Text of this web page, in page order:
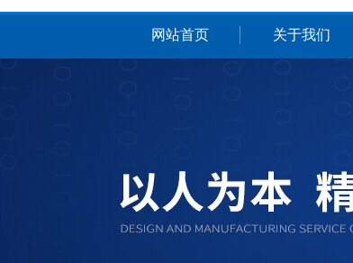
网站首页 关于我们